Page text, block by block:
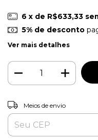
6 x de R$633,33
5% de desconto
Ver mais detalhes
Entregas para o CEP:
Meios de envio